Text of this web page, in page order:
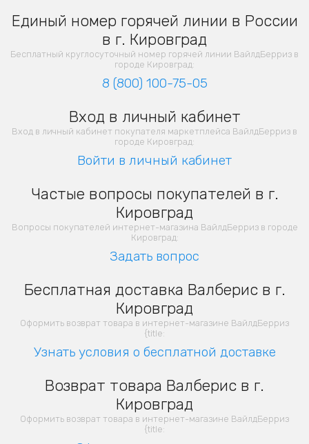
Единый номер горячей линии в России
в г. Кировград
Бесплатный круглосуточный номер горячей линии ВайлдБерриз в
городе Кировград:
8 (800) 100-75-05
Вход в личный кабинет
Вход в личный кабинет покупателя маркетплейса ВайлдБерриз в
городе Кировград:
Войти в личный кабинет
Частые вопросы покупателей в г.
Кировград
Вопросы покупателей интернет-магазина ВайлдБерриз в городе
Кировград:
Задать вопрос
Бесплатная доставка Валберис в г.
Кировград
Оформить возврат товара в интернет-магазине ВайлдБерриз
{title:
Узнать условия о бесплатной доставке
Возврат товара Валберис в г.
Кировград
Оформить возврат товара в интернет-магазине ВайлдБерриз
{title: